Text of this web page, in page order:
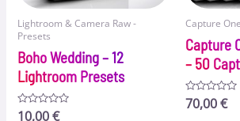
Lightroom & Camera Raw -
Presets
Boho Wedding – 12
Lightroom Presets
Bewertet
10,00€
Capture
Capture
– 50
Bewertet
mit
70,00€